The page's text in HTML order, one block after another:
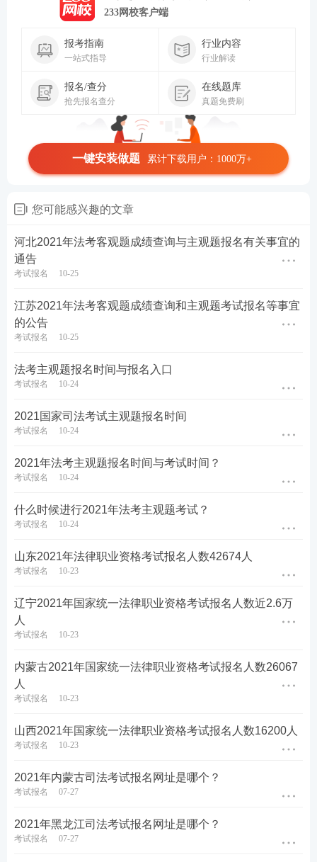
233网校客户端
报考指南
一站式指导
行业内容
行业解读
报名/查分
抢先报名查分
在线题库
真题免费刷
一键安装做题 累计下载用户：1000万+
您可能感兴趣的文章
河北2021年法考客观题成绩查询与主观题报名有关事宜的
通告
考试报名 10-25
江苏2021年法考客观题成绩查询和主观题考试报名等事宜
的公告
考试报名 10-25
法考主观题报名时间与报名入口
考试报名 10-24
2021国家司法考试主观题报名时间
考试报名 10-24
2021年法考主观题报名时间与考试时间？
考试报名 10-24
什么时候进行2021年法考主观题考试？
考试报名 10-24
山东2021年法律职业资格考试报名人数42674人
考试报名 10-23
辽宁2021年国家统一法律职业资格考试报名人数近2.6万
人
考试报名 10-23
内蒙古2021年国家统一法律职业资格考试报名人数26067
人
考试报名 10-23
山西2021年国家统一法律职业资格考试报名人数16200人
考试报名 10-23
2021年内蒙古司法考试报名网址是哪个？
考试报名 07-27
2021年黑龙江司法考试报名网址是哪个？
考试报名 07-27